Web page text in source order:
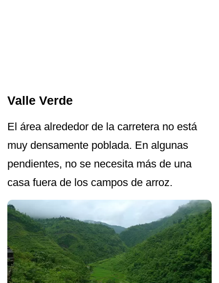
Valle Verde
El área alrededor de la carretera no está
muy densamente poblada. En algunas
pendientes, no se necesita más de una
casa fuera de los campos de arroz.